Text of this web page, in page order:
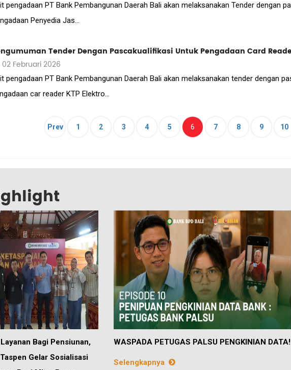
pengadaan PT Bank Pembangunan Daerah Bali akan melaksanakan Tender dengan
Penyedia Jas...
Tender Dengan Pascakualifikasi Untuk Pengadaan Card
02 Februari 2026
pengadaan PT Bank Pembangunan Daerah Bali akan melaksanakan tender dengan
car reader KTP Elektro...
Prev 1 2 3 4 5 6 (current)
7 8 9 10
Bagi Pensiunan,
Gelar Sosialisasi
WASPADA PETUGAS PALSU PENGKINIAN DATA!
Selengkapnya